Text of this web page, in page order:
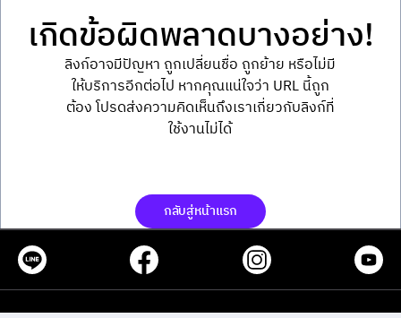
เกิดข้อผิดพลาดบางอย่าง!
ลิงก์อาจมีปัญหา ถูกเปลี่ยนชื่อ ถูกย้าย หรือไม่มี
ให้บริการอีกต่อไป หากคุณแน่ใจว่า URL นี้ถูก
ต้อง โปรดส่งความคิดเห็นถึงเราเกี่ยวกับลิงก์ที่
ใช้งานไม่ได้
กลับสู่หน้าแรก